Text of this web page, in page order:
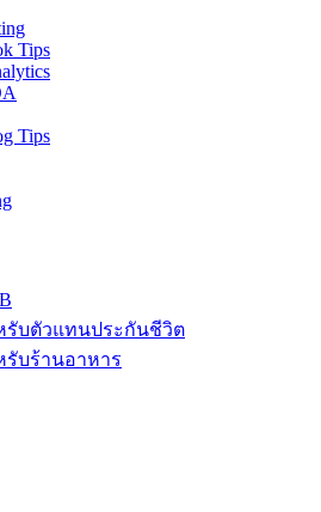
Tips
Tips
รับตัวแทนประกันชีวิต
รับร้านอาหาร